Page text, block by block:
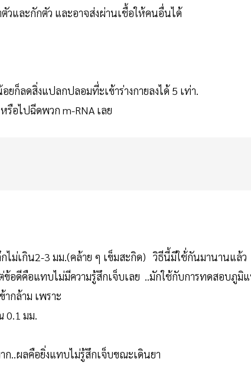
วและกักตัว และอาจส่งผ่านเชื้อให้คนอื่นได้
ก็ลดสิ่งแปลกปลอมที่ะเข้าร่างกายลงได้ 5 เท่า.
รือไปฉีดพวก m-RNA เลย
ม่เกิน2-3 มม.(คล้าย ๆ เข็มสะกิด) วิธีนี้มีใช้่กันมานานแล้ว
ข้อดีคือแทบไม่มีความรู้สึกเจ็บเลย ..มักใช้กับการทดสอบภูมิ
กล้าม เพราะ
0.1 มม.
..ผลคือยิ่งแทบไม่รู้สึกเจ็บขณะเดินยา